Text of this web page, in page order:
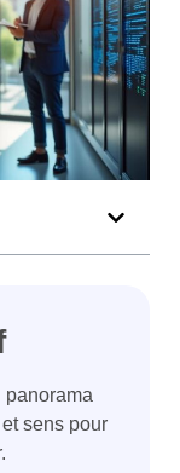
panorama
sens pour